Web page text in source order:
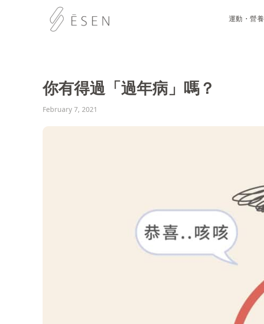
運動・營養
你有得過「過年病」嗎？
February 7, 2021